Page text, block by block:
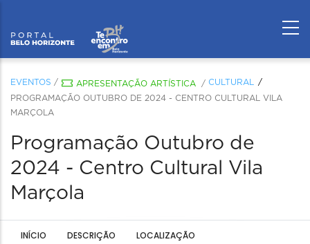
EVENTOS / APRESENTAÇÃO ARTÍSTICA / CULTURAL
PROGRAMAÇÃO OUTUBRO DE 2024 - CENTRO CULTURAL VILA
MARÇOLA
Programação Outubro de
2024 - Centro Cultural Vila
Marçola
INÍCIO DESCRIÇÃO LOCALIZAÇÃO